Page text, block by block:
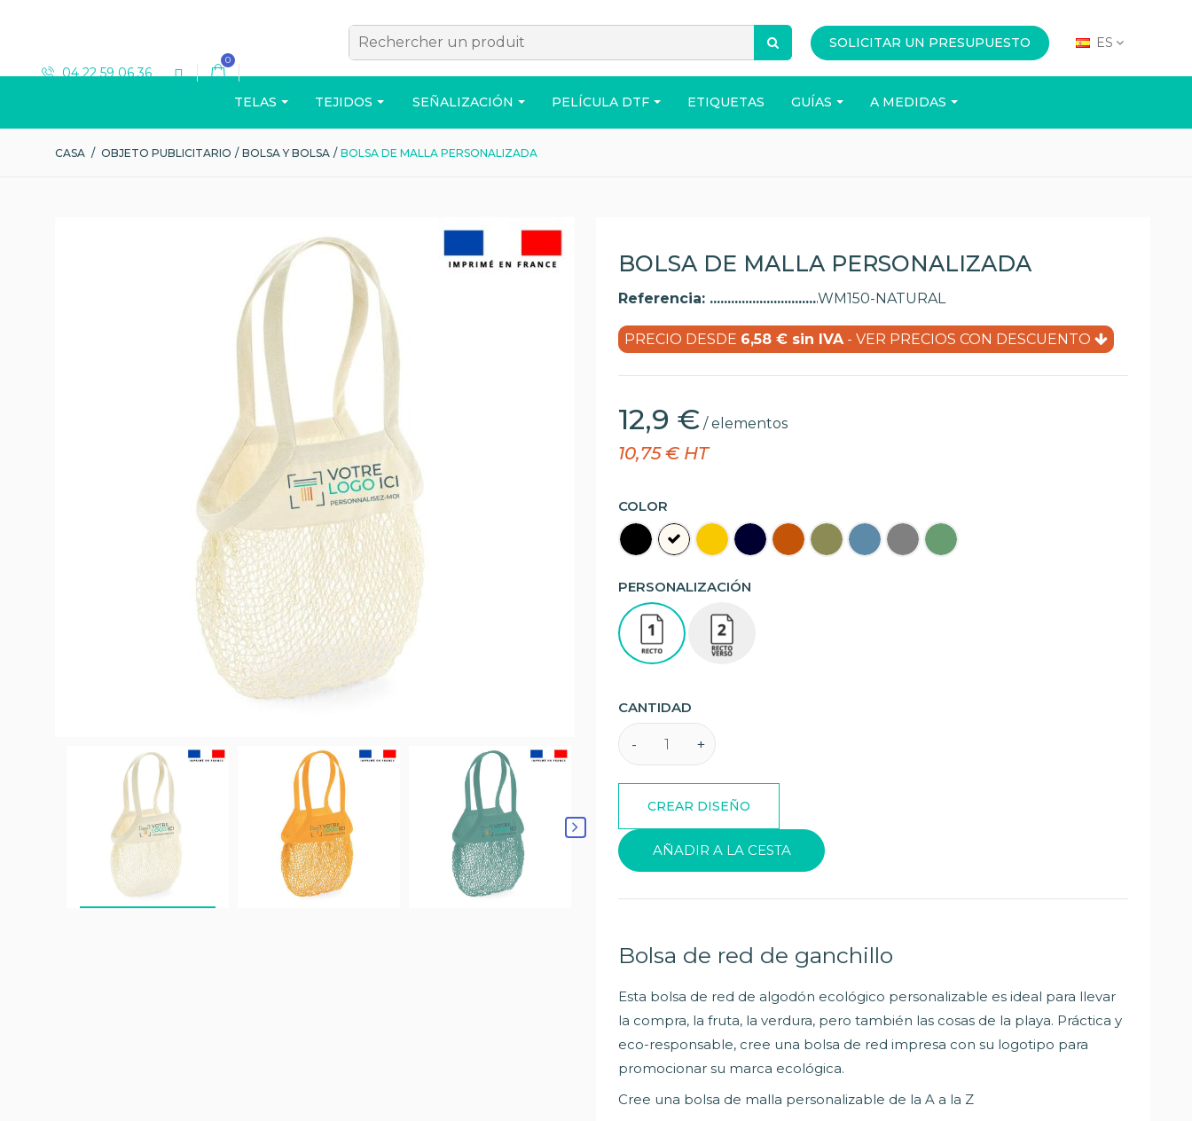
SOLICITAR UN PRESUPUESTO
ES
04 22 59 06 36
0
TELAS TEJIDOS
T-SHIRT ACCESORIOS
Ver el catálogo
SEÑALIZACIÓN PELÍCULA DTF ETIQUETAS GUÍAS A MEDIDAS
CASA / OBJETO PUBLICITARIO / BOLSA Y BOLSA / BOLSA DE MALLA PERSONALIZADA
BOLSA DE MALLA PERSONALIZADA
Referencia: WM150-NATURAL
PRECIO DESDE 6,58 € sin IVA- VER PRECIOS CON DESCUENTO
12,9 € / elementos
10,75 € HT
COLOR
PERSONALIZACIÓN
CANTIDAD
AÑADIR A LA CESTA
Bolsa de red de ganchillo
Esta bolsa de red de algodón ecológico personalizable es ideal para llevar
la compra, la fruta, la verdura, pero también las cosas de la playa. Práctica y
eco-responsable, cree una bolsa de red impresa con su logotipo para
promocionar su marca ecológica.
Cree una bolsa de malla personalizable de la A a la Z